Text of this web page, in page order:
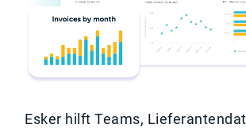
Esker hilft Teams,